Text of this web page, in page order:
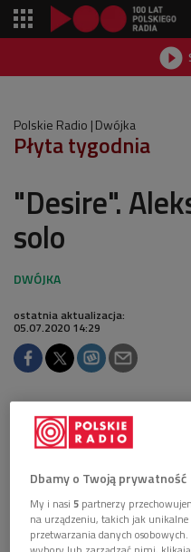

Polskie Radio Dwójka
Płyta tygodnia
"Desire".
solo
ostatnia aktualizacja:
05.07.2020 14:29
Obserwuj nas na
Google News
Od najbliższego
będzie najnowszy
zatytułowany "Desire",
Dbamy o Twoją prywatność
My i nasi5 partnerzy
na urządzeniu, takich jak
przetwarzania danych